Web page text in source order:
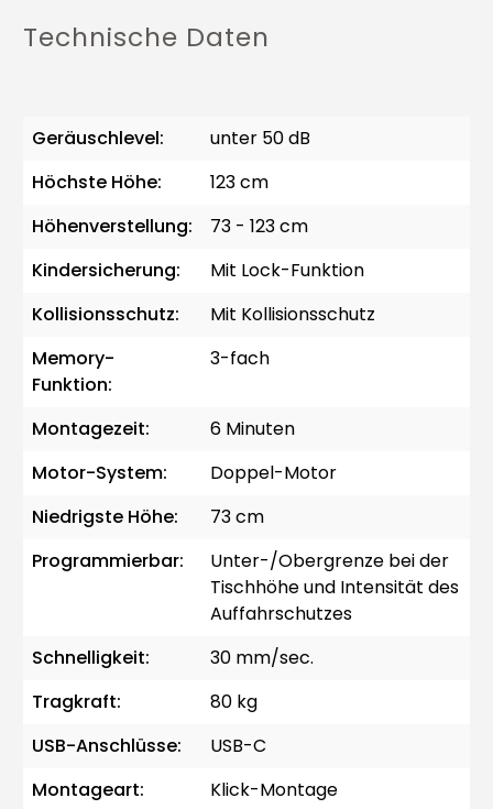
Technische Daten
Geräuschlevel:
unter 50 dB
Höchste Höhe:
123 cm
Höhenverstellung:
73 - 123 cm
Kindersicherung:
Mit Lock-Funktion
Kollisionsschutz:
Mit Kollisionsschutz
Memory-
Funktion:
3-fach
Montagezeit:
6 Minuten
Motor-System:
Doppel-Motor
Niedrigste Höhe:
73 cm
Programmierbar:
Unter-/Obergrenze bei der
Tischhöhe und Intensität des
Auffahrschutzes
Schnelligkeit:
30 mm/sec.
Tragkraft:
80 kg
USB-Anschlüsse:
USB-C
Montageart:
Klick-Montage